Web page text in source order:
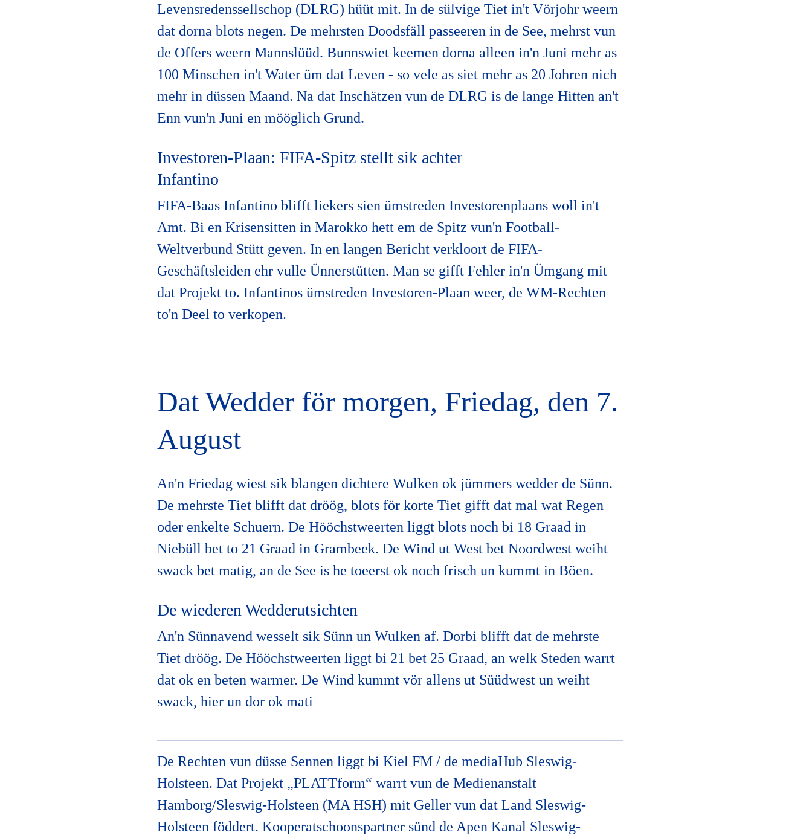
Levensredenssellschop (DLRG) hüüt mit. In de sülvige Tiet in't Vörjohr weern
dat dorna blots negen. De mehrsten Doodsfäll passeeren in de See, mehrst vun
de Offers weern Mannslüüd. Bunnswiet keemen dorna alleen in'n Juni mehr as
100 Minschen in't Water üm dat Leven - so vele as siet mehr as 20 Johren nich
mehr in düssen Maand. Na dat Inschätzen vun de DLRG is de lange Hitten an't
Enn vun'n Juni en mööglich Grund.
Investoren-Plaan: FIFA-Spitz stellt sik achter
Infantino
FIFA-Baas Infantino blifft liekers sien ümstreden Investorenplaans woll in't
Amt. Bi en Krisensitten in Marokko hett em de Spitz vun'n Football-
Weltverbund Stütt geven. In en langen Bericht verkloort de FIFA-
Geschäftsleiden ehr vulle Ünnerstütten. Man se gifft Fehler in'n Ümgang mit
dat Projekt to. Infantinos ümstreden Investoren-Plaan weer, de WM-Rechten
to'n Deel to verkopen.
Dat Wedder för morgen, Friedag, den 7.
August
An'n Friedag wiest sik blangen dichtere Wulken ok jümmers wedder de Sünn.
De mehrste Tiet blifft dat dröög, blots för korte Tiet gifft dat mal wat Regen
oder enkelte Schuern. De Hööchstweerten liggt blots noch bi 18 Graad in
Niebüll bet to 21 Graad in Grambeek. De Wind ut West bet Noordwest weiht
swack bet matig, an de See is he toeerst ok noch frisch un kummt in Böen.
De wiederen Wedderutsichten
An'n Sünnavend wesselt sik Sünn un Wulken af. Dorbi blifft dat de mehrste
Tiet dröög. De Hööchstweerten liggt bi 21 bet 25 Graad, an welk Steden warrt
dat ok en beten warmer. De Wind kummt vör allens ut Süüdwest un weiht
swack, hier un dor ok mati
De Rechten vun düsse Sennen liggt bi Kiel FM / de mediaHub Sleswig-
Holsteen. Dat Projekt „PLATTform“ warrt vun de Medienanstalt
Hamborg/Sleswig-Holsteen (MA HSH) mit Geller vun dat Land Sleswig-
Holsteen föddert. Kooperatschoonspartner sünd de Apen Kanal Sleswig-